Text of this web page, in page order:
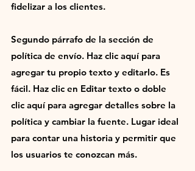
fidelizar a los clientes.
Segundo párrafo de la sección de
política de envío. Haz clic aquí para
agregar tu propio texto y editarlo. Es
fácil. Haz clic en Editar texto o doble
clic aquí para agregar detalles sobre la
política y cambiar la fuente. Lugar ideal
para contar una historia y permitir que
los usuarios te conozcan más.